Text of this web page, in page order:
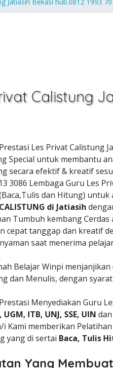
Jatiasih Bekasi hub.0812 1993
Calistung
Les Privat Calistung
Special untuk membantu
secara efektif & kreatif
3086 Lembaga Guru Les
dan Hitung)
di Jatiasih
Tumbuh kembang Cerdas
cepat tanggap dan kreatif
saat menerima
Belajar Winpi
dan Menulis, dengan
Menyediakan Guru
UGM, ITB, UNJ, SSE, UIN
i Kami memberikan
yang di sertai Baca, Tulis
Yang